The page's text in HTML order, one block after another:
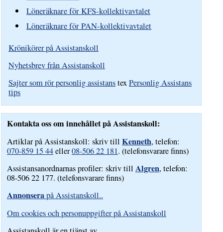
Löneräknare för KFS-kollektivavtalet
Löneräknare för PAN-kollektivavtalet
Krönikörer på Assistanskoll
Nyhetsbrev från Assistanskoll
Sajter som rör personlig assistanstexPersonlig Assistans
tips
Kontakta oss om innehållet på Assistanskoll:
Artiklar på Assistanskoll: skriv tillKenneth, telefon:
070-859 15 44eller08-506 22 181. (telefonsvarare finns)
Assistansanordnarnas profiler: skriv tillAlgren, telefon:
08-506 22 177. (telefonsvarare finns)
Annonserapå Assistanskoll..
Om cookies och personuppgifter på Assistanskoll